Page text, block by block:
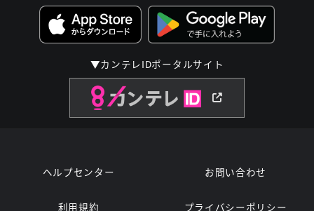
▼カンテレIDポータルサイト
ヘルプセンター お問い合わせ
利用規約 プライバシーポリシー